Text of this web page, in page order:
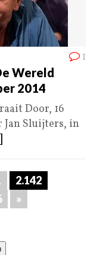
1
Wereld
2014
Door, 16
Jan Sluijters, in
2.142
»